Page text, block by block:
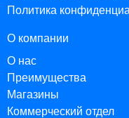
Политика
О компании
О нас
Преимущества
Магазины
Коммерческий отдел